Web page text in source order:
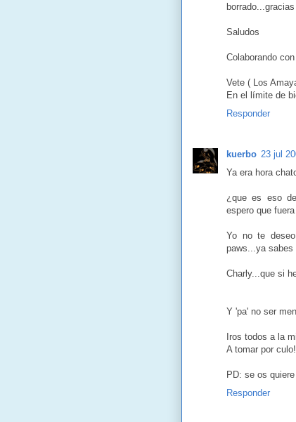
Saludos
Colaborando
Vete ( Los
En el límite de
Responder
kuerbo 23 jul
Ya era hora
¿que es eso
espero que
Yo no te
paws...ya sabes
Charly...que si
Y 'pa' no ser
Iros todos a la
A tomar por
PD: se os
Responder